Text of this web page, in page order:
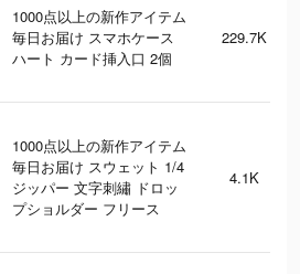
1000点以上の新作アイテム
毎日お届け スマホケース
ハート カード挿入口 2個
229.7K
1000点以上の新作アイテム
毎日お届け スウェット 1/4
ジッパー 文字刺繡 ドロッ
プショルダー フリース
4.1K